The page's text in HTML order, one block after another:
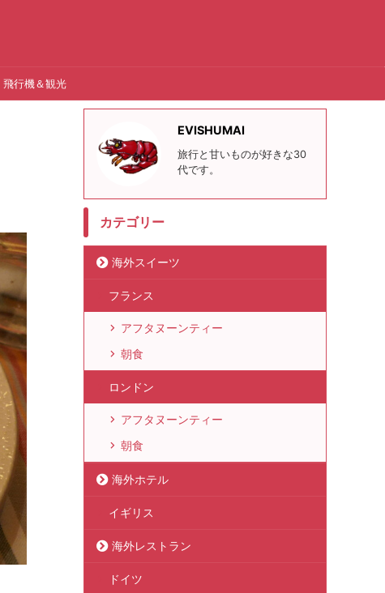
飛行機＆観光
EVISHUMAI
旅行と甘いものが好きな30
代です。
カテゴリー
海外スイーツ
フランス
アフタヌーンティー
朝食
ロンドン
アフタヌーンティー
朝食
海外ホテル
イギリス
海外レストラン
ドイツ